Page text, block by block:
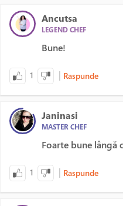
Ancutsa
LEGEND CHEF
Bune!
1 | Raspunde
Janinasi
MASTER CHEF
Foarte bune lângă
1 | Raspunde